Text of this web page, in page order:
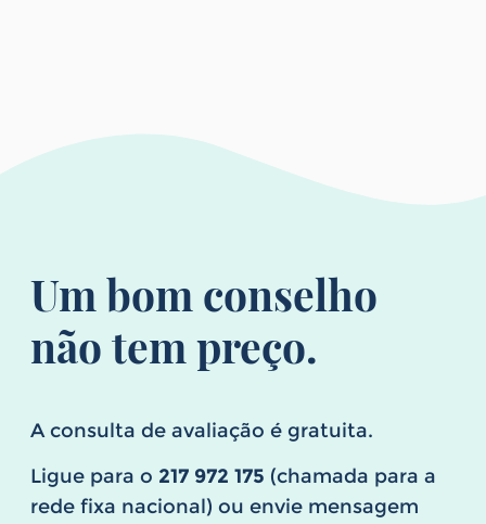
Um bom conselho
não tem preço.
A consulta de avaliação é gratuita.
Ligue para o 217 972 175 (chamada para a
rede fixa nacional) ou envie mensagem